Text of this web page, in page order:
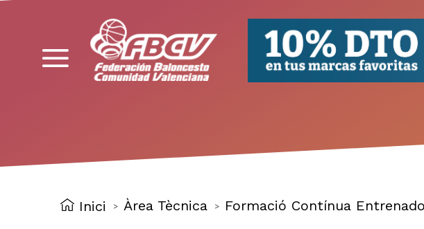
Inici > Àrea Tècnica > Formació Contínua